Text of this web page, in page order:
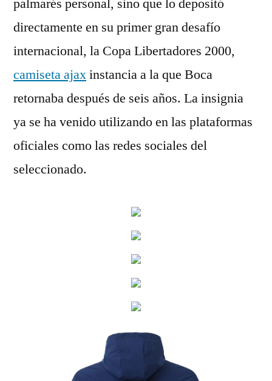
palmarés personal, sino que lo depositó
directamente en su primer gran desafío
internacional, la Copa Libertadores 2000,
camiseta ajaxinstancia a la que Boca
retornaba después de seis años. La insignia
ya se ha venido utilizando en las plataformas
oficiales como las redes sociales del
seleccionado.